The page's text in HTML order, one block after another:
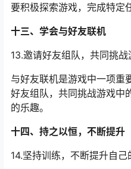
要积极探索游戏，完成特定
十三、学会与好友联机
13.邀请好友组队，共同挑战
与好友联机是游戏中一项重
好友组队，共同挑战游戏中
的乐趣。
十四、持之以恒，不断提升
14.坚持训练，不断提升自己